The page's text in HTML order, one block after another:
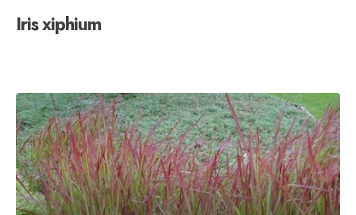
Iris xiphium